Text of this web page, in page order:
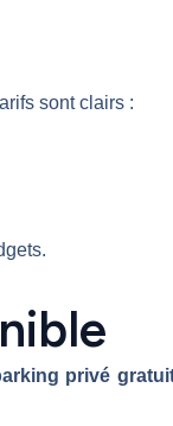
sont clairs :
privé